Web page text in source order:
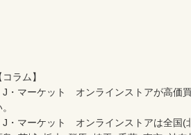
コラム】
J・マーケット　オンラインストアが高価
。
J・マーケット　オンラインストアは全